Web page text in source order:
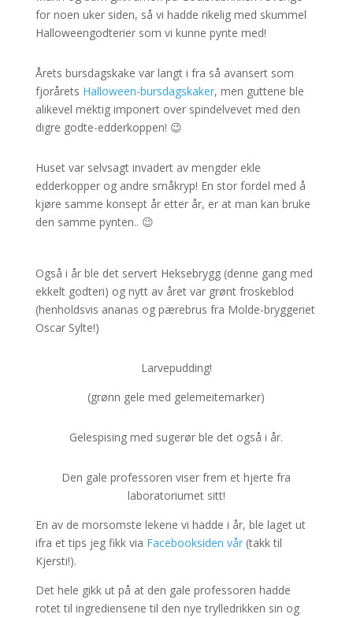
for noen uker siden, så vi hadde rikelig med skummel
Halloweengodterier som vi kunne pynte med!
Årets bursdagskake var langt i fra så avansert som
fjorårets Halloween-bursdagskaker, men guttene ble
alikevel mektig imponert over spindelvevet med den
digre godte-edderkoppen! 😉
Huset var selvsagt invadert av mengder ekle
edderkopper og andre småkryp! En stor fordel med å
kjøre samme konsept år etter år, er at man kan bruke
den samme pynten.. 😉
Også i år ble det servert Heksebrygg (denne gang med
ekkelt godteri) og nytt av året var grønt froskeblod
(henholdsvis ananas og pærebrus fra Molde-bryggeriet
Oscar Sylte!)
Larvepudding!
(grønn gele med gelemeitemarker)
Gelespising med sugerør ble det også i år.
Den gale professoren viser frem et hjerte fra
laboratoriumet sitt!
En av de morsomste lekene vi hadde i år, ble laget ut
ifra et tips jeg fikk via Facebooksiden vår(takk til
Kjersti!).
Det hele gikk ut på at den gale professoren hadde
rotet til ingrediensene til den nye trylledrikken sin og